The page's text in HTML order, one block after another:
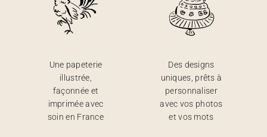
Une papeterie
illustrée,
façonnée et
imprimée avec
soin en France
Des designs
uniques, prêts à
personnaliser
avec vos photos
et vos mots